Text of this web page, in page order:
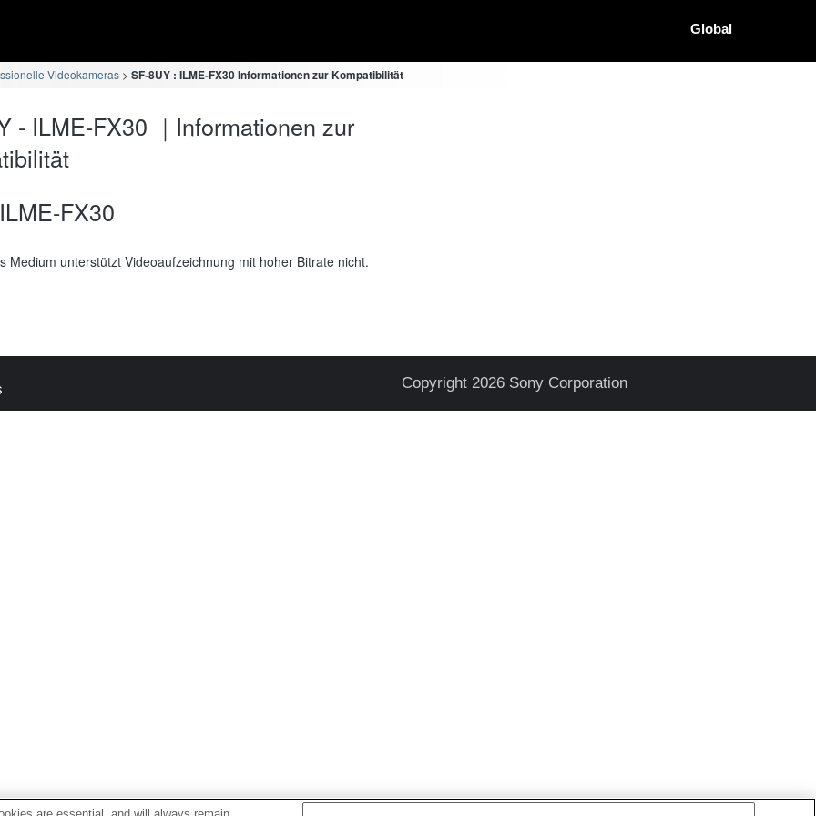
Global
Videokameras SF-8UY : ILME-FX30 Informationen zur Kompatibilität
- ILME-FX30 ｜Informationen zur
ILME-FX30
Medium unterstützt Videoaufzeichnung mit hoher Bitrate nicht.
Copyright 2026 Sony Corporation